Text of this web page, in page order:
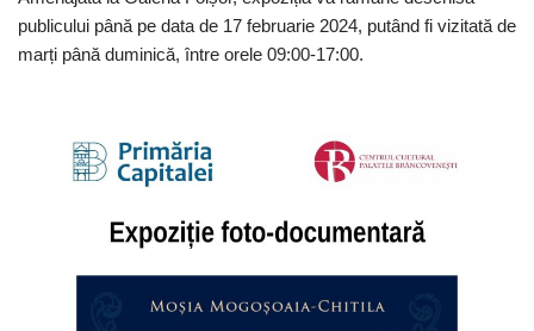
publicului până pe data de 17 februarie 2024, putând fi vizitată de
marți până duminică, între orele 09:00-17:00.